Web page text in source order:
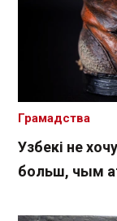
Узбекі не
больш, чым
Грамадства